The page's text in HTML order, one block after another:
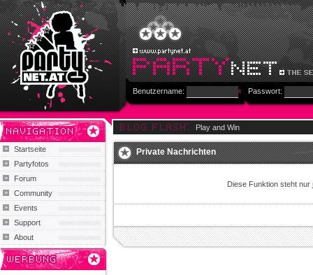
Benutzername: Passwort:
Startseite
Partyfotos
Forum
Community
Events
Support
About
Play and Win
Private Nachrichten
Diese Funktion steht nur